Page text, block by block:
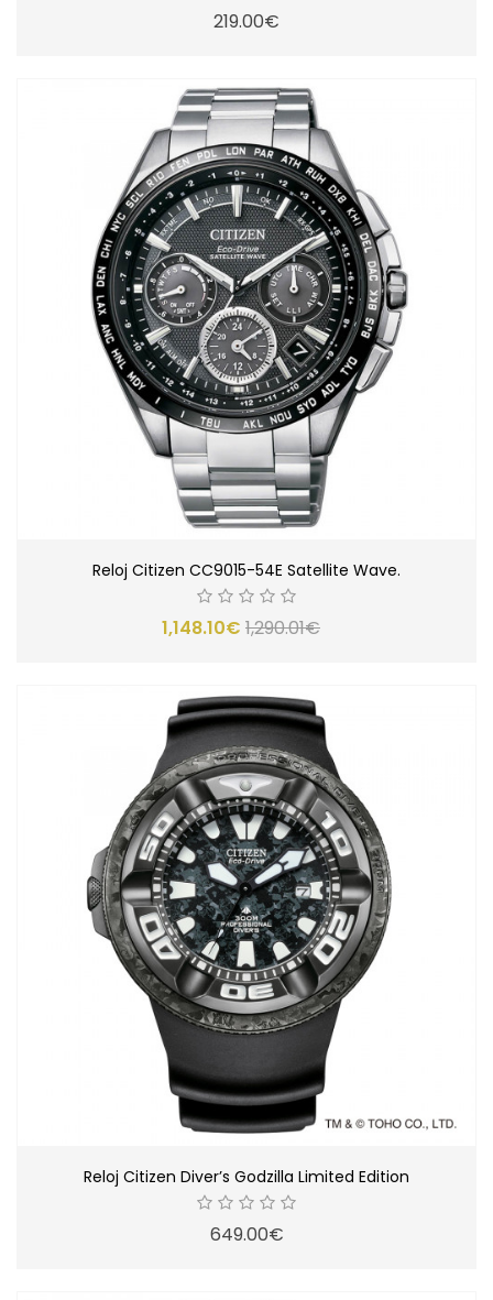
219.00€
Reloj Citizen CC9015-54E Satellite Wave.
1,148.10€ 1,290.01€
Reloj Citizen Diver’s Godzilla Limited Edition
649.00€